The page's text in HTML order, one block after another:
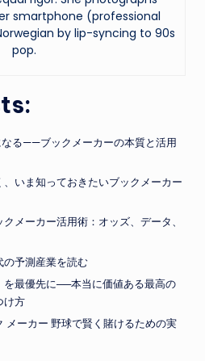
smartphone (professional
by lip-syncing to 90s
pop.
なる——ブックメーカーの本質と活用
いま知っておきたいブックメーカー
メーカー活用術：オッズ、データ、
の予測産業を読む
を最優先に──本当に価値ある最高の
け方
メーカー 野球で賢く賭けるための実